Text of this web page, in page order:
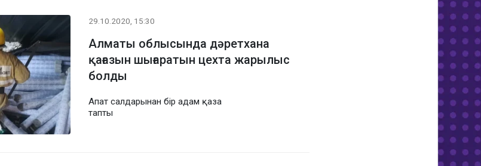
29.10.2020, 15:30
Алматы облысында дәретхана
қағазын шығаратын цехта жарылыс
болды
Апат салдарынан бір адам қаза
тапты